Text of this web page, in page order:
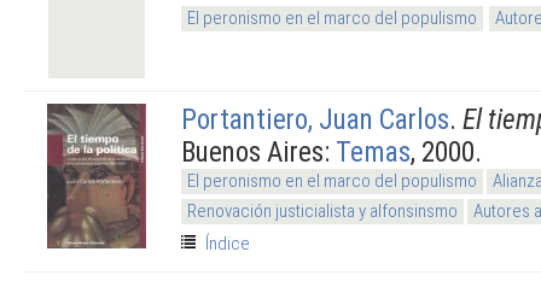
El peronismo en el marco del populismo
Portantiero, Juan Carlos. El
Buenos Aires: Temas, 2000.
El peronismo en el marco del populismo
Renovación justicialista y alfonsinsmo
Autores
Índice